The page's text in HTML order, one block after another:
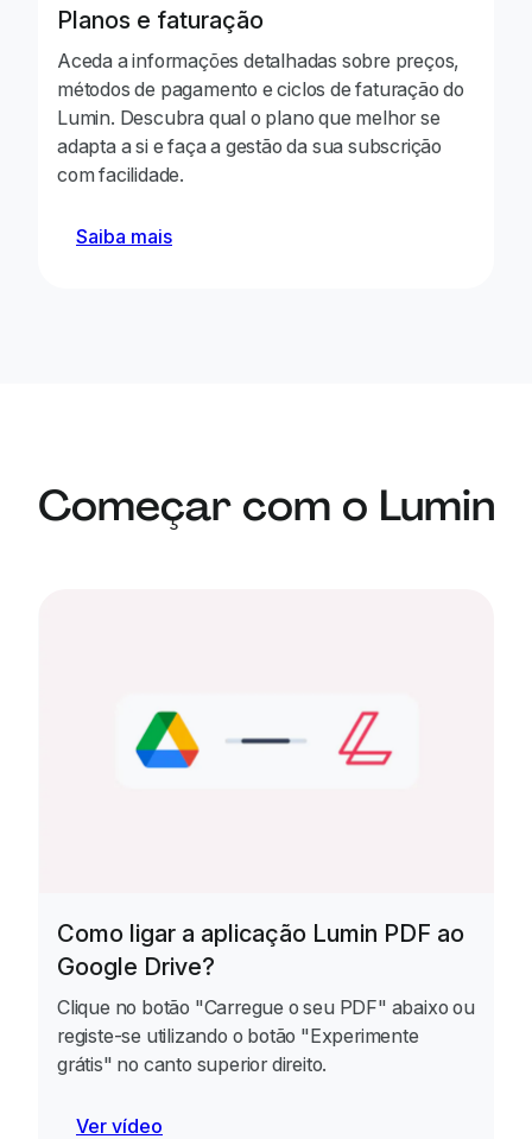
Planos e faturação
Aceda a informações detalhadas sobre preços,
métodos de pagamento e ciclos de faturação do
Lumin. Descubra qual o plano que melhor se
adapta a si e faça a gestão da sua subscrição
com facilidade.
Saiba mais
Começar com o Lumin
Como ligar a aplicação Lumin PDF ao
Google Drive?
Clique no botão "Carregue o seu PDF" abaixo ou
registe-se utilizando o botão "Experimente
grátis" no canto superior direito.
Ver vídeo